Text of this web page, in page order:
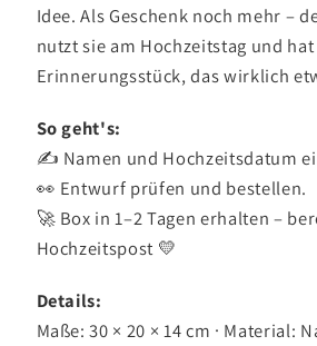
Idee. Als Geschenk noch mehr –
nutzt sie am Hochzeitstag und
Erinnerungsstück, das wirklich
So geht's:
✍️ Namen und Hochzeitsdatum
👀 Entwurf prüfen und bestellen.
🚀 Box in 1–2 Tagen erhalten –
Hochzeitspost 💛
Details:
Maße: 30 × 20 × 14 cm · Material: